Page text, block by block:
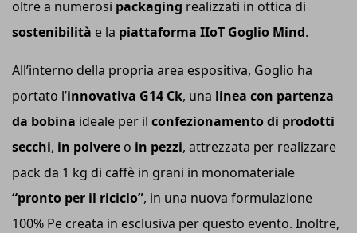
oltre a numerosi packaging realizzati in ottica di
sostenibilità e la piattaforma IIoT Goglio Mind.
All’interno della propria area espositiva, Goglio ha
portato l’innovativa G14 Ck, una linea con partenza
da bobina ideale per il confezionamento di prodotti
secchi, in polvere o in pezzi, attrezzata per realizzare
pack da 1 kg di caffè in grani in monomateriale
“pronto per il riciclo”, in una nuova formulazione
100% Pe creata in esclusiva per questo evento. Inoltre,